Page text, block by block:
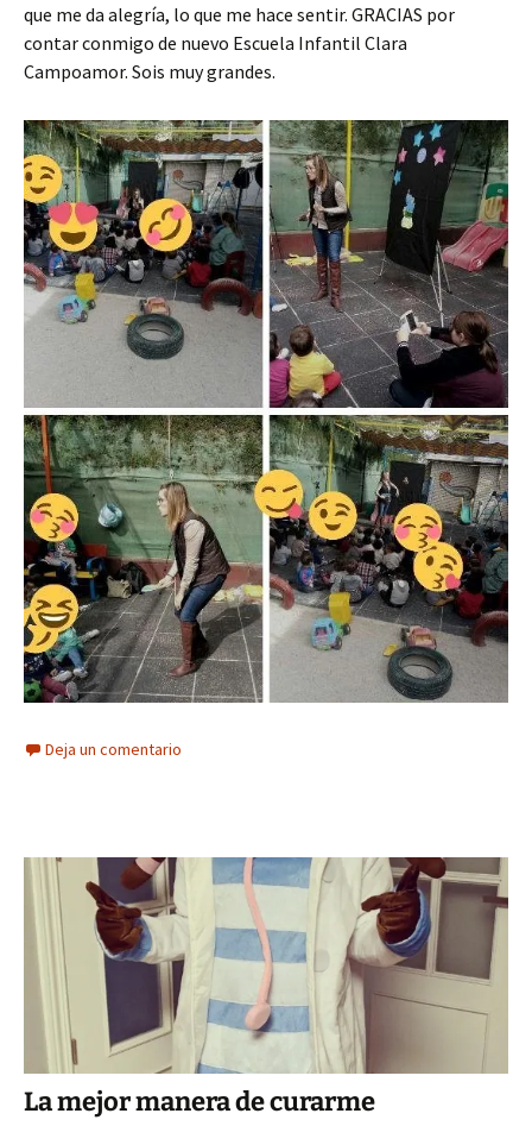
que me da alegría, lo que me hace sentir. GRACIAS por
contar conmigo de nuevo Escuela Infantil Clara
Campoamor. Sois muy grandes.
Deja un comentario
La mejor manera de curarme